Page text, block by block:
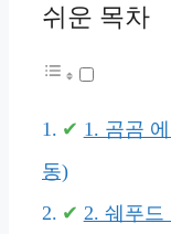
쉬운 목차
1. 곰곰
동)
2. 쉐푸드